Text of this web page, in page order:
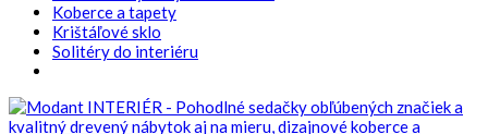
Koberce a tapety
Krištáľové sklo
Solitéry do interiéru